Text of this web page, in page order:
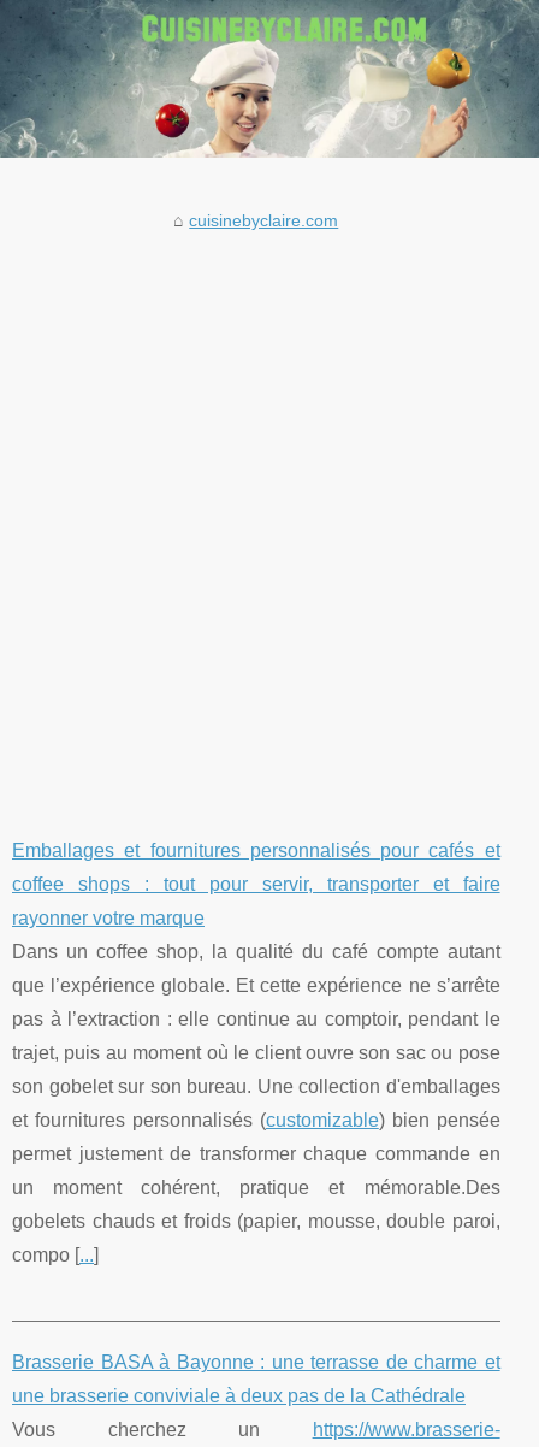
cuisinebyclaire.com
Emballages et fournitures personnalisés pour cafés et
coffee shops : tout pour servir, transporter et faire
rayonner votre marque
Dans un coffee shop, la qualité du café compte autant
que l’expérience globale. Et cette expérience ne s’arrête
pas à l’extraction : elle continue au comptoir, pendant le
trajet, puis au moment où le client ouvre son sac ou pose
son gobelet sur son bureau. Une collection d'emballages
et fournitures personnalisés (customizable) bien pensée
permet justement de transformer chaque commande en
un moment cohérent, pratique et mémorable.Des
gobelets chauds et froids (papier, mousse, double paroi,
compo [...]
Brasserie BASA à Bayonne : une terrasse de charme et
une brasserie conviviale à deux pas de la Cathédrale
Vous cherchez un
https://www.brasserie-